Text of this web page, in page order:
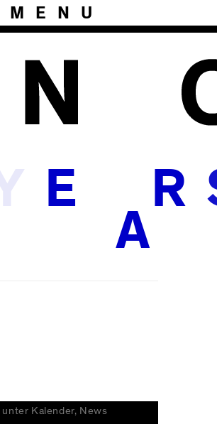
MENU
E
A
R
unter Kalender, News